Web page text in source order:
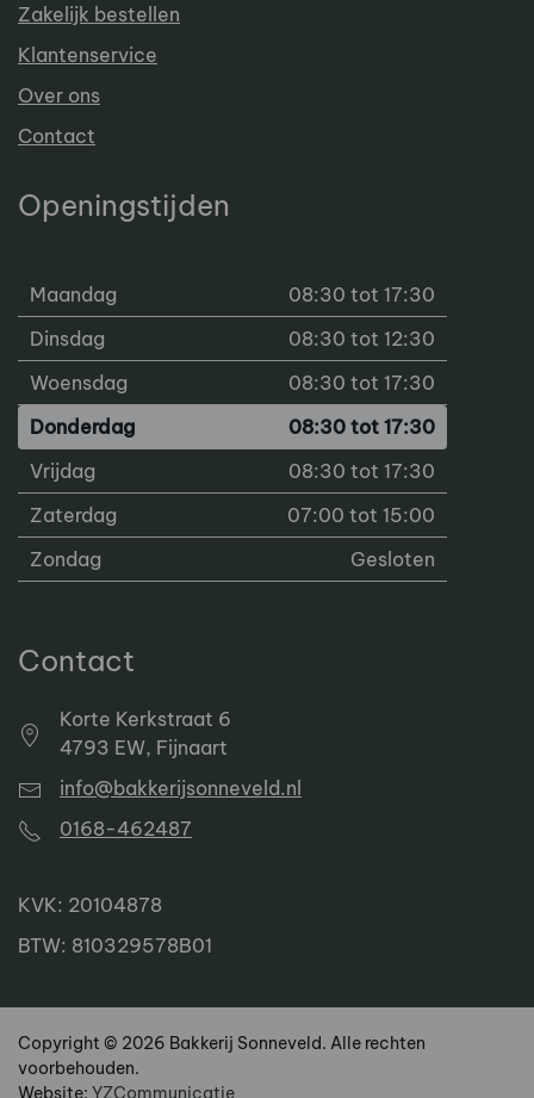
Zakelijk bestellen
Klantenservice
Over ons
Contact
Openingstijden
Maandag
08:30 tot 17:30
Dinsdag
08:30 tot 12:30
Woensdag
08:30 tot 17:30
Donderdag
08:30 tot 17:30
Vrijdag
08:30 tot 17:30
Zaterdag
07:00 tot 15:00
Zondag
Gesloten
Contact
Korte Kerkstraat 6
4793 EW, Fijnaart
info@bakkerijsonneveld.nl
0168-462487
KVK: 20104878
BTW: 810329578B01
Copyright © 2026 Bakkerij Sonneveld. Alle rechten
voorbehouden.
Website: YZCommunicatie